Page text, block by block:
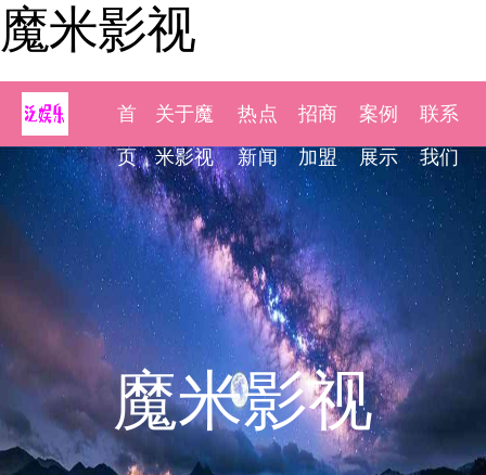
魔米影视
首
页
关于魔
米影视
热点
新闻
招商
加盟
案例
展示
联系
我们
魔米影视